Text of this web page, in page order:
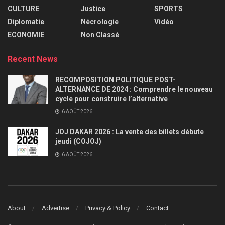
CULTURE
Diplomatie
ECONOMIE
Justice
Nécrologie
Non Classé
SPORTS
Vidéo
Recent News
RECOMPOSITION POLITIQUE POST-
ALTERNANCE DE 2024 : Comprendre le nouveau
cycle pour construire l’alternative
6 AOÛT 2026
JOJ DAKAR 2026 : La vente des billets débute
jeudi (COJOJ)
6 AOÛT 2026
About Advertise Privacy & Policy Contact